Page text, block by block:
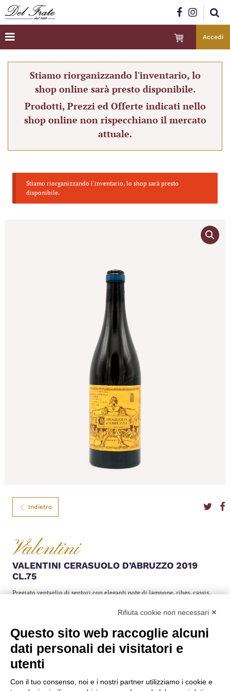
Accedi
Stiamo riorganizzando l'inventario, lo
shop online sarà presto disponibile.
Prodotti, Prezzi ed Offerte indicati nello
shop online non rispecchiano il mercato
attuale.
Stiamo riorganizzando l'inventario, lo shop sarà presto
disponibile.
Indietro
Valentini
VALENTINI CERASUOLO D’ABRUZZO 2019
CL.75
Pregiato ventaglio di sentori con eleganti note di lampone, ribes, cassis,
bella struttura, elegante e minerale, dotato di una persistenza davvero
Colore
Rosè
Formato
75
Gradazione
13,50%
Anno
2019
Denominazione
Nazione
Regione
Abruzzo e Molise
Rifiuta cookie non necessari ✕
Questo sito web raccoglie alcuni
dati personali dei visitatori e
utenti
Con il tuo consenso, noi e i nostri partner utilizziamo i cookie e